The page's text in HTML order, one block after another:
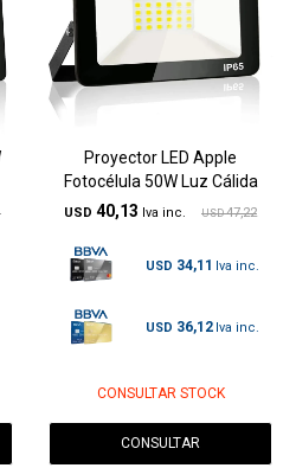
Proyector LED Apple
Fotocélula 50W Luz Cálida
USD 40,13 USD 47,22
USD 34,11
USD 36,12
CONSULTAR STOCK
CONSULTAR